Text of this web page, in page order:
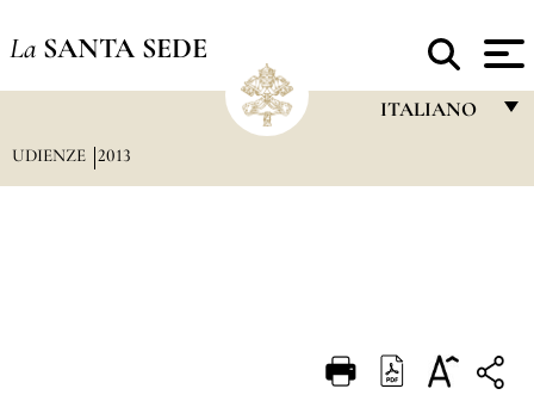
La SANTA SEDE
ITALIANO
DEUTSCH
UDIENZE 2013